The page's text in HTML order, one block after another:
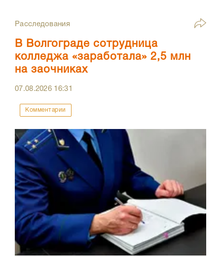
Расследования
В Волгограде сотрудница
колледжа «заработала» 2,5 млн
на заочниках
07.08.2026 16:31
Комментарии